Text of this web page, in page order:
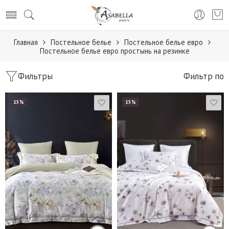
Главная Постельное белье
Постельное белье евро
Постельное белье евро простынь на резинке
Фильтры Фильтр по
15%
Евро
Евро (простынь на
резинке 160*200 см)
Евро (простынь на
резинке 180*200 см)
15%
1,5 (S)
Евро
Евро (простынь на
резинке 160*200 см)
Евро (простынь на